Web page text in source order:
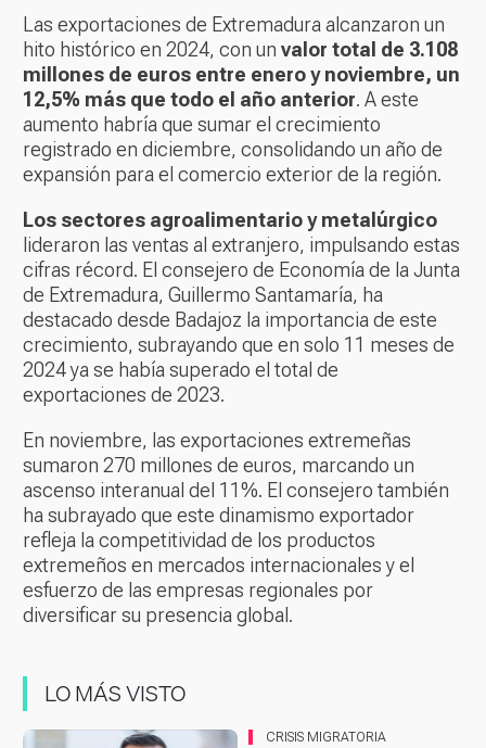
Las exportaciones de Extremadura alcanzaron un
hito histórico en 2024, con un valor total de 3.108
millones de euros entre enero y noviembre, un
12,5% más que todo el año anterior. A este
aumento habría que sumar el crecimiento
registrado en diciembre, consolidando un año de
expansión para el comercio exterior de la región.
Los sectores agroalimentario y metalúrgico
lideraron las ventas al extranjero, impulsando estas
cifras récord. El consejero de Economía de la Junta
de Extremadura, Guillermo Santamaría, ha
destacado desde Badajoz la importancia de este
crecimiento, subrayando que en solo 11 meses de
2024 ya se había superado el total de
exportaciones de 2023.
En noviembre, las exportaciones extremeñas
sumaron 270 millones de euros, marcando un
ascenso interanual del 11%. El consejero también
ha subrayado que este dinamismo exportador
refleja la competitividad de los productos
extremeños en mercados internacionales y el
esfuerzo de las empresas regionales por
diversificar su presencia global.
LO MÁS VISTO
CRISIS MIGRATORIA